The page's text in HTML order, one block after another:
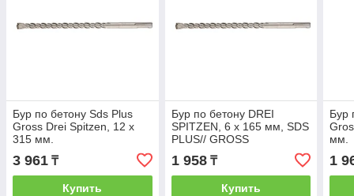
Бур по бетону Sds Plus
Gross Drei Spitzen, 12 х
315 мм.
3 961 ₸
Купить
Бур по бетону DREI
SPITZEN, 6 x 165 мм, SDS
PLUS// GROSS
1 958₸
Купить
Бур
мм.
1